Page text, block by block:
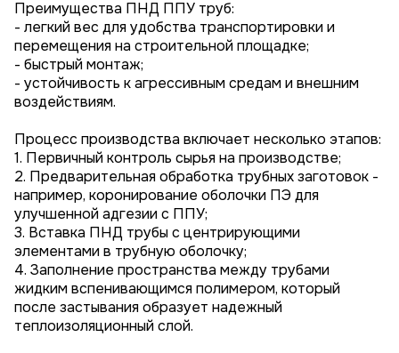
Преимущества ПНД ППУ труб:
- легкий вес для удобства транспортировки и
перемещения на строительной площадке;
- быстрый монтаж;
- устойчивость к агрессивным средам и внешним
воздействиям.
Процесс производства включает несколько этапов:
1. Первичный контроль сырья на производстве;
2. Предварительная обработка трубных заготовок -
например, коронирование оболочки ПЭ для
улучшенной адгезии с ППУ;
3. Вставка ПНД трубы с центрирующими
элементами в трубную оболочку;
4. Заполнение пространства между трубами
жидким вспенивающимся полимером, который
после застывания образует надежный
теплоизоляционный слой.